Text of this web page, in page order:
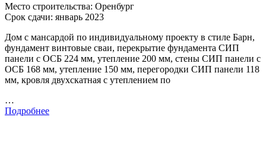
Место строительства: Оренбург
Срок сдачи: январь 2023
Дом с мансардой по индивидуальному проекту в стиле Барн,
фундамент винтовые сваи, перекрытие фундамента СИП
панели с ОСБ 224 мм, утепление 200 мм, стены СИП панели с
ОСБ 168 мм, утепление 150 мм, перегородки СИП панели 118
мм, кровля двухскатная с утеплением по
…
Подробнее